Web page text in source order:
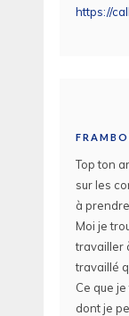
https://
Top ton
sur les
à prendre
Moi je
travailler
travaillé
Ce que
dont je